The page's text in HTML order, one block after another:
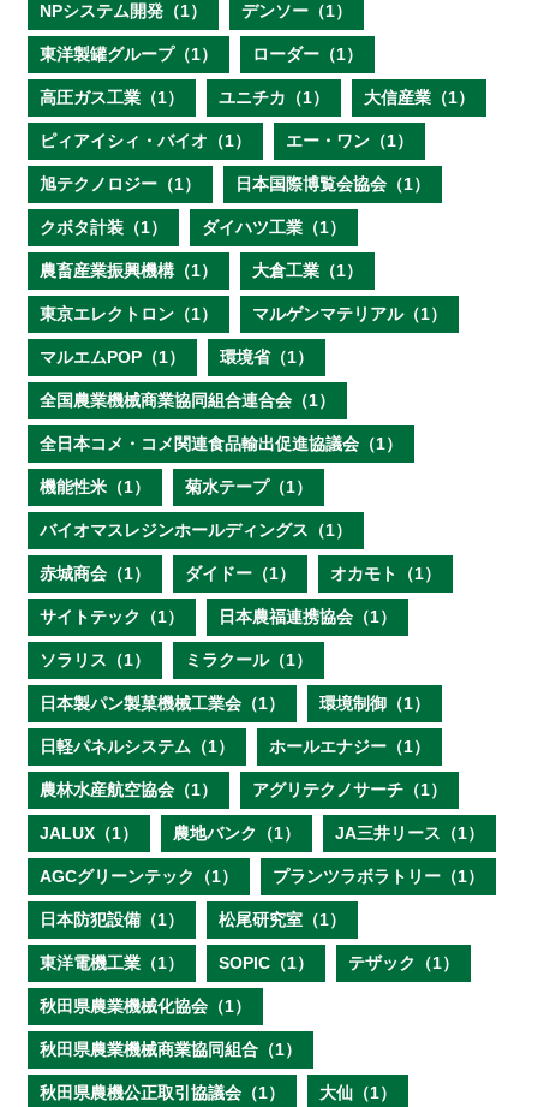
NPシステム開発（1） デンソー（1）
東洋製罐グループ（1） ローダー（1）
高圧ガス工業（1） ユニチカ（1） 大信産業（1）
ピィアイシィ・バイオ（1） エー・ワン（1）
旭テクノロジー（1） 日本国際博覧会協会（1）
クボタ計装（1） ダイハツ工業（1）
農畜産業振興機構（1） 大倉工業（1）
東京エレクトロン（1） マルゲンマテリアル（1）
マルエムPOP（1） 環境省（1）
全国農業機械商業協同組合連合会（1）
全日本コメ・コメ関連食品輸出促進協議会（1）
機能性米（1） 菊水テープ（1）
バイオマスレジンホールディングス（1）
赤城商会（1） ダイドー（1） オカモト（1）
サイトテック（1） 日本農福連携協会（1）
ソラリス（1） ミラクール（1）
日本製パン製菓機械工業会（1） 環境制御（1）
日軽パネルシステム（1） ホールエナジー（1）
農林水産航空協会（1） アグリテクノサーチ（1）
JALUX（1） 農地バンク（1） JA三井リース（1）
AGCグリーンテック（1） プランツラボラトリー（1）
日本防犯設備（1） 松尾研究室（1）
東洋電機工業（1） SOPIC（1） テザック（1）
秋田県農業機械化協会（1）
秋田県農業機械商業協同組合（1）
秋田県農機公正取引協議会（1） 大仙（1）